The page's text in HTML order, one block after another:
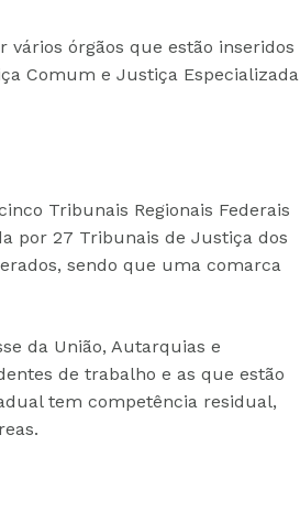
órgãos que estão inseridos
Comum e Justiça Especializada
Tribunais Regionais Federais
por 27 Tribunais de Justiça dos
sendo que uma comarca
da União, Autarquias e
de trabalho e as que estão
tem competência residual,